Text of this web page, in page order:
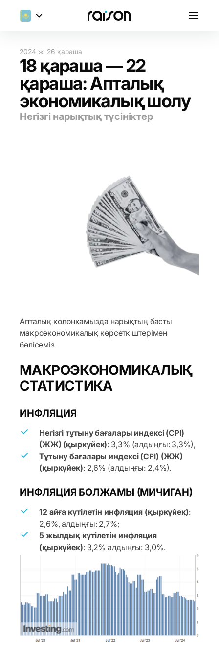
2024 ж. 26 қараша
18 қараша — 22
қараша: Апталық
экономикалық шолу
Негізгі нарықтық түсініктер
Апталық колонкамызда нарықтың басты
макроэкономикалық көрсеткіштерімен
бөлісеміз.
МАКРОЭКОНОМИКАЛЫҚ
СТАТИСТИКА
ИНФЛЯЦИЯ
Негізгі тұтыну бағалары индексі (CPI)
(ЖЖ) (қыркүйек): 3,3% (алдыңғы: 3,3%),
Тұтыну бағалары индексі (CPI) (ЖЖ)
(қыркүйек): 2,6% (алдыңғы: 2,4%).
ИНФЛЯЦИЯ БОЛЖАМЫ (МИЧИГАН)
12 айға күтілетін инфляция (қыркүйек):
2,6%, алдыңғы: 2,7%;
5 жылдық күтілетін инфляция
(қыркүйек): 3,2% алдыңғы: 3,0%.